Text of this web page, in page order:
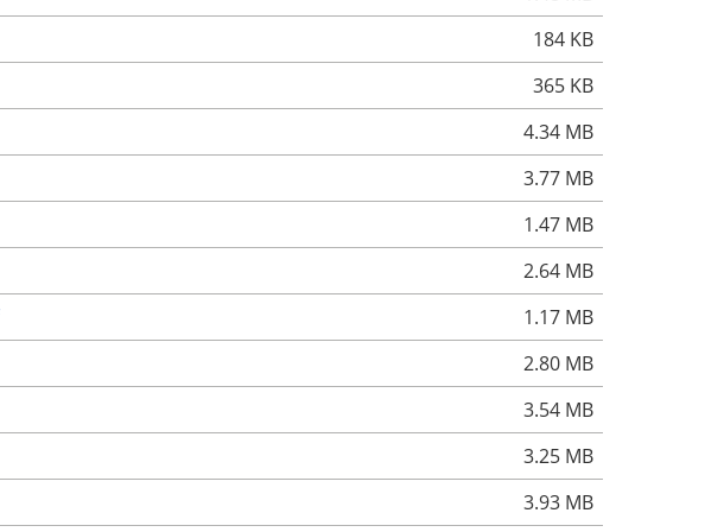
184 KB
365 KB
4.34 MB
3.77 MB
1.47 MB
2.64 MB
1.17 MB
2.80 MB
3.54 MB
3.25 MB
3.93 MB